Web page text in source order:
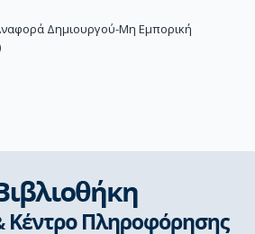
Δημιουργού-Μη Εμπορική